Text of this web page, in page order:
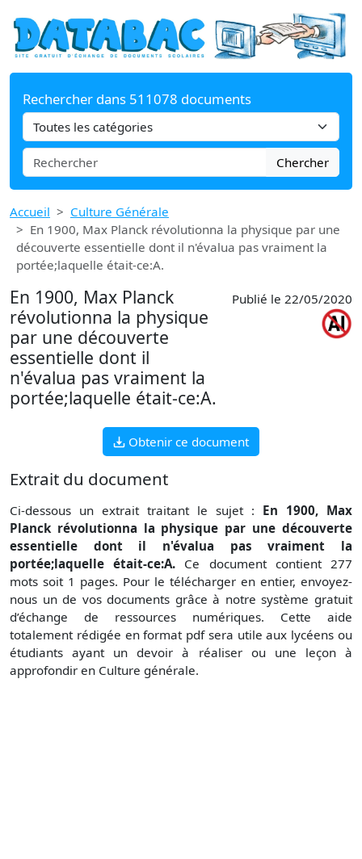
Rechercher dans 511078 documents
Chercher
Accueil
Culture Générale
En 1900, Max Planck révolutionna la physique par une
découverte essentielle dont il n'évalua pas vraiment la
portée;laquelle était-ce:A.
En 1900, Max Planck
révolutionna la physique
par une découverte
essentielle dont il
n'évalua pas vraiment la
portée;laquelle était-ce:A.
Publié le 22/05/2020
Obtenir ce document
Extrait du document
Ci-dessous un extrait traitant le sujet : En 1900, Max
Planck révolutionna la physique par une découverte
essentielle dont il n'évalua pas vraiment la
portée;laquelle était-ce:A. Ce document contient 277
mots soit 1 pages. Pour le télécharger en entier, envoyez-
nous un de vos documents grâce à notre système gratuit
d’échange de ressources numériques. Cette aide
totalement rédigée en format pdf sera utile aux lycéens ou
étudiants ayant un devoir à réaliser ou une leçon à
approfondir en Culture générale.